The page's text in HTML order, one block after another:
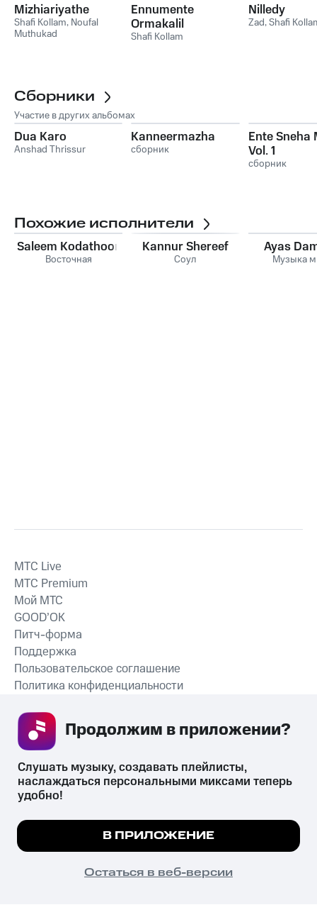
Mizhiariyathe
Shafi Kollam, Noufal
Muthukad
Ennumente
Ormakalil
Shafi Kollam
Nilledy
Zad,Shafi
Сборники
Участие в других альбомах
Dua Karo
Anshad Thrissur
Kanneermazha
сборник
Ente Sneha
Vol. 1
сборник
Похожие исполнители
Saleem Kodathoor
Восточная
Kannur Shereef
Соул
Ayas
Музыка
СКАЧАТЬ ПРИЛОЖЕНИЕ
MTС Live
MTС Premium
Мой МТС
GOOD’OK
Питч-форма
Поддержка
Пользовательское соглашение
Политика конфиденциальности
психотропных веществ, их аналогов причиняет вред здоровью,
их незаконный оборот запрещён и влечёт установленную
законодательством ответственность.
© 2026 ООО «КИОН».
Все права защищены
Мы используем куки, чтобы на сайте все
Подробнее
ПОНЯТНО
Слушать музыку, создавать плейлисты,
наслаждаться персональными миксами теперь
удобно!
В ПРИЛОЖЕНИЕ
Остаться в веб-версии